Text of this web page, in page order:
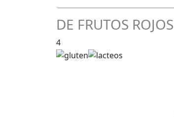
DE FRUTOS ROJOS
4